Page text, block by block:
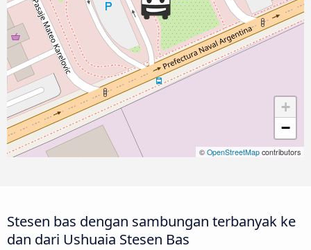
+
−
© OpenStreetMap contributors
Stesen bas dengan sambungan terbanyak ke
dan dari Ushuaia Stesen Bas